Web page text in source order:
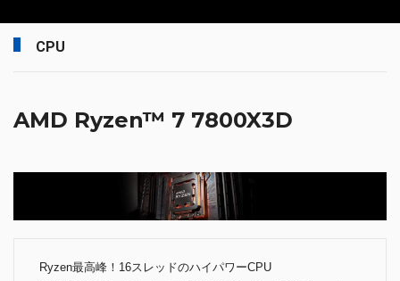
CPU
AMD Ryzen™ 7 7800X3D
Ryzen最高峰！16スレッドのハイパワーCPU